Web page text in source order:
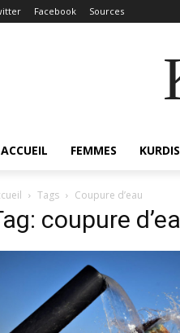
Facebook Sources
ACCUEIL FEMMES
Tags Coupure d’eau
coupure